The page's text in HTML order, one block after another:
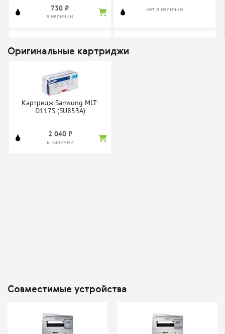
730 ₽
в наличии
нет в наличии
Картридж NV-Print MLT-
D117S
нет в наличии
Оригинальные картриджи
Картридж Samsung MLT-
D117S (SU853A)
2 040 ₽
в наличии
Совместимые устройства